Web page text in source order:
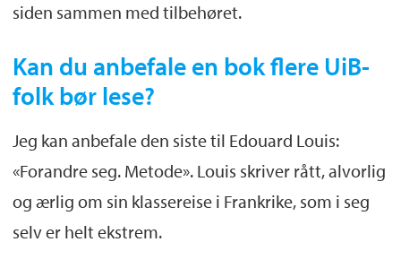
siden sammen med tilbehøret.
Kan du anbefale en bok flere UiB-
folk bør lese?
Jeg kan anbefale den siste til Edouard Louis:
«Forandre seg. Metode». Louis skriver rått, alvorlig
og ærlig om sin klassereise i Frankrike, som i seg
selv er helt ekstrem.